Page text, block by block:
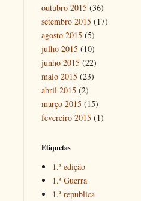
outubro 2015 (36)
setembro 2015 (17)
agosto 2015 (5)
julho 2015 (10)
junho 2015 (22)
maio 2015 (23)
abril 2015 (2)
março 2015 (15)
fevereiro 2015 (1)
Etiquetas
1.ª edição
1.ª Guerra
1.ª republica